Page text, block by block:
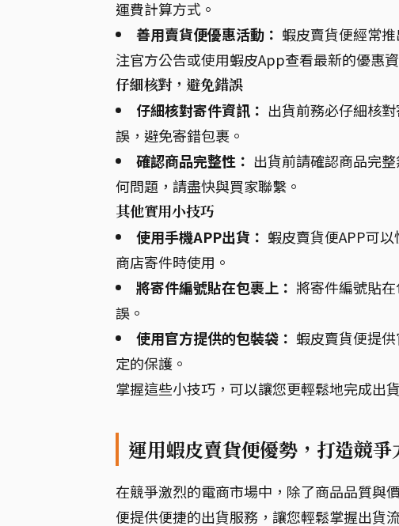
運費計算方式。
善用賣貨便優惠活動： 蝦皮賣貨便經常
注官方公告或使用蝦皮App查看最新的優惠
仔細核對，避免錯誤
仔細核對寄件資訊： 出貨前務必仔細核
誤，避免寄錯包裹。
確認商品完整性： 出貨前請確認商品完
何問題，請盡快與買家聯繫。
其他實用小技巧
使用手機APP出貨： 蝦皮賣貨便APP可
商店寄件時使用。
將寄件編號貼在包裹上： 將寄件編號貼
誤。
使用官方提供的包裝袋： 蝦皮賣貨便提
定的保護。
掌握這些小技巧，可以讓您更輕鬆地完成出
運用蝦皮賣貨便優勢，打造競爭
在競爭激烈的電商市場中，除了商品品質與
便提供便捷的出貨服務，讓您輕鬆掌握出貨